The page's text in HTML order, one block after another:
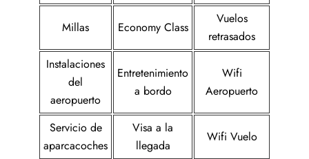
Millas Economy Class
Vuelos
retrasados
Instalaciones
del
aeropuerto
Entretenimiento
a bordo
Wifi
Aeropuerto
Servicio de
aparcacoches
Visa a la
llegada
Wifi Vuelo